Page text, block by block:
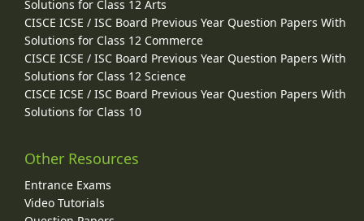
Solutions for Class 12 Arts
CISCE ICSE / ISC Board Previous Year Question Papers With
Solutions for Class 12 Commerce
CISCE ICSE / ISC Board Previous Year Question Papers With
Solutions for Class 12 Science
CISCE ICSE / ISC Board Previous Year Question Papers With
Solutions for Class 10
Other Resources
Entrance Exams
Video Tutorials